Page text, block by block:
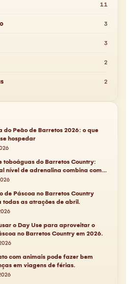
11
3
3
2
2
do Peão de Barretos 2026: o que
hospedar
toboáguas do Barretos Country:
nível de adrenalina combina com
de Páscoa no Barretos Country
todas as atrações de abril.
o Day Use para aproveitar o
no Barretos Country em 2026.
com animais pode fazer bem
em viagens de férias.